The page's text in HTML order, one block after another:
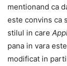
mentionand ca
este convins ca
stilul in care
pana in vara
modificat in